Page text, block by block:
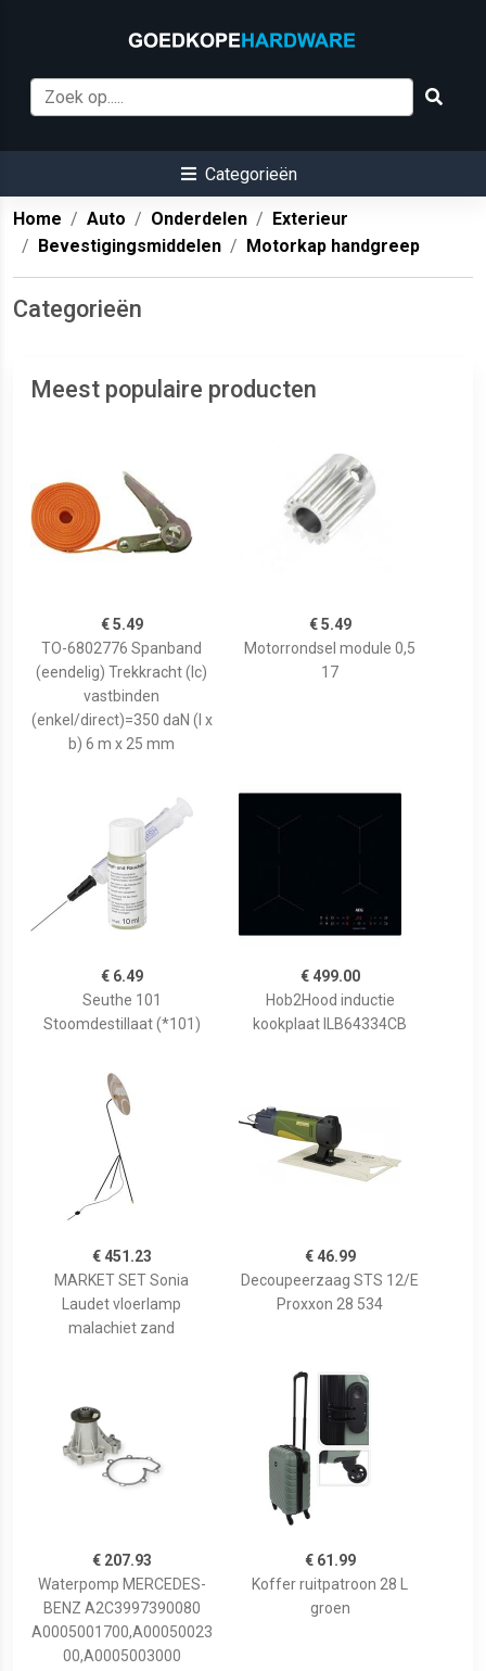
Categorieën
Home Auto Onderdelen
Exterieur
Bevestigingsmiddelen
Motorkap handgreep
Categorieën
Meest populaire producten
€ 5.49
TO-6802776 Spanband
(eendelig) Trekkracht (lc)
vastbinden
(enkel/direct)=350 daN (l x
b) 6 m x 25 mm
€ 5.49
Motorrondsel module 0,5
17
€ 6.49
Seuthe 101
Stoomdestillaat (*101)
€ 499.00
Hob2Hood inductie
kookplaat ILB64334CB
€ 451.23
MARKET SET Sonia
Laudet vloerlamp
malachiet zand
€ 46.99
Decoupeerzaag STS 12/E
Proxxon 28 534
€ 207.93
Waterpomp MERCEDES-
BENZ A2C3997390080
A0005001700,A00050023
00,A0005003000
€ 61.99
Koffer ruitpatroon 28 L
groen